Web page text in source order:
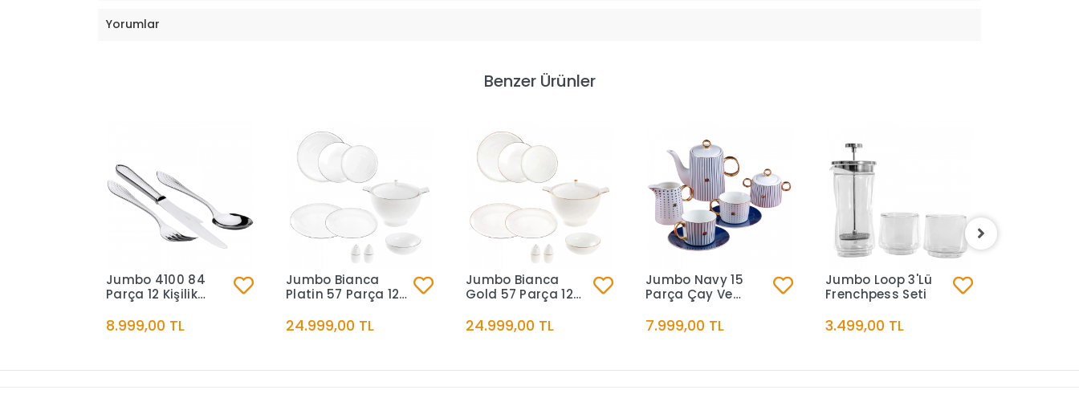
Yorumlar
Benzer Ürünler
Jumbo 4100 84
Parça 12 Kişilik
Takımı
8.999,00 TL
Jumbo Bianca
Platin 57 Parça 12
24.999,00 TL
Jumbo Bianca
Gold 57 Parça 12
24.999,00 TL
Jumbo Navy 15
Parça Çay Ve
7.999,00 TL
Jumbo Loop 3'Lü
Frenchpess Seti
3.499,00 TL